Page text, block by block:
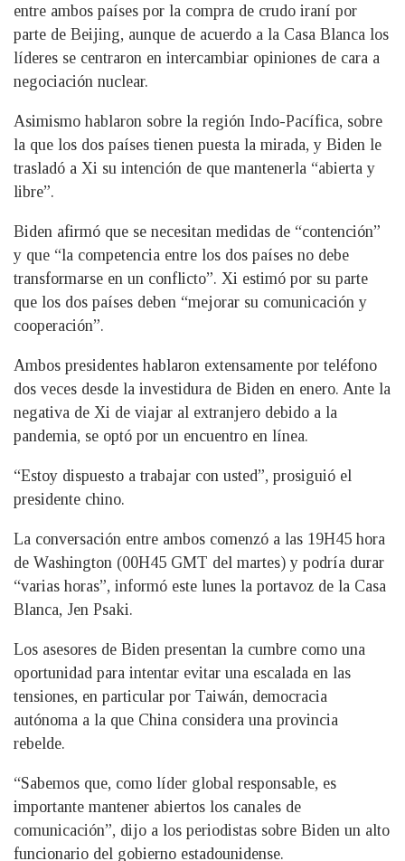
entre ambos países por la compra de crudo iraní por
parte de Beijing, aunque de acuerdo a la Casa Blanca los
líderes se centraron en intercambiar opiniones de cara a
negociación nuclear.
Asimismo hablaron sobre la región Indo-Pacífica, sobre
la que los dos países tienen puesta la mirada, y Biden le
trasladó a Xi su intención de que mantenerla “abierta y
libre”.
Biden afirmó que se necesitan medidas de “contención”
y que “la competencia entre los dos países no debe
transformarse en un conflicto”. Xi estimó por su parte
que los dos países deben “mejorar su comunicación y
cooperación”.
Ambos presidentes hablaron extensamente por teléfono
dos veces desde la investidura de Biden en enero. Ante la
negativa de Xi de viajar al extranjero debido a la
pandemia, se optó por un encuentro en línea.
“Estoy dispuesto a trabajar con usted”, prosiguió el
presidente chino.
La conversación entre ambos comenzó a las 19H45 hora
de Washington (00H45 GMT del martes) y podría durar
“varias horas”, informó este lunes la portavoz de la Casa
Blanca, Jen Psaki.
Los asesores de Biden presentan la cumbre como una
oportunidad para intentar evitar una escalada en las
tensiones, en particular por Taiwán, democracia
autónoma a la que China considera una provincia
rebelde.
“Sabemos que, como líder global responsable, es
importante mantener abiertos los canales de
comunicación”, dijo a los periodistas sobre Biden un alto
funcionario del gobierno estadounidense.